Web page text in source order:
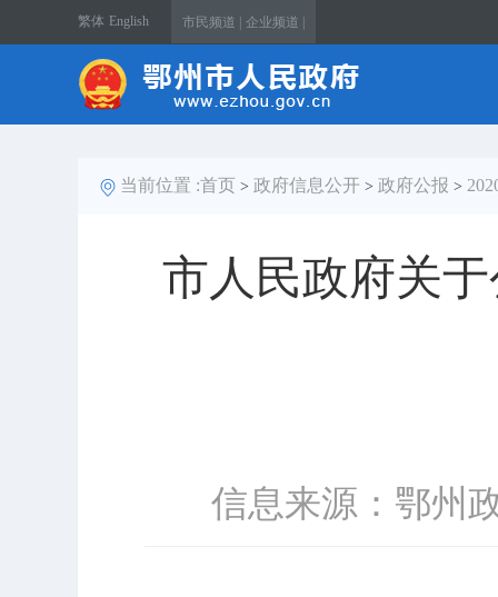
繁体 English 市民频道 | 企业频道 |
当前位置 :首页 > 政府信息公开 > 政府公报 >
市人民政府关
信息来源：鄂州